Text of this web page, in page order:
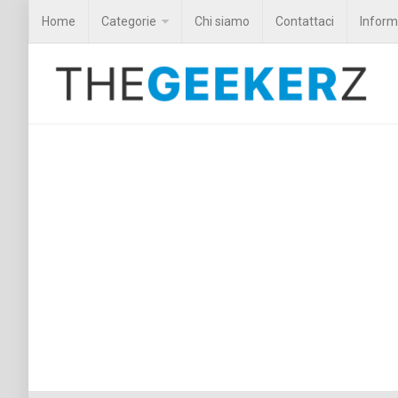
Home Categorie Chi siamo Contattaci